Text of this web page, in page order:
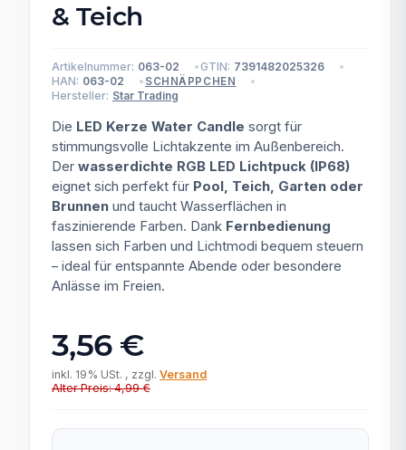
& Teich
Artikelnummer: 063-02 GTIN: 7391482025326
HAN: 063-02 SCHNÄPPCHEN
Hersteller: Star Trading
Die LED Kerze Water Candle sorgt für
stimmungsvolle Lichtakzente im Außenbereich.
Der wasserdichte RGB LED Lichtpuck (IP68)
eignet sich perfekt für Pool, Teich, Garten oder
Brunnen und taucht Wasserflächen in
faszinierende Farben. Dank Fernbedienung
lassen sich Farben und Lichtmodi bequem steuern
– ideal für entspannte Abende oder besondere
Anlässe im Freien.
3,56 €
inkl. 19% USt. , zzgl. Versand
Alter Preis: 4,99 €